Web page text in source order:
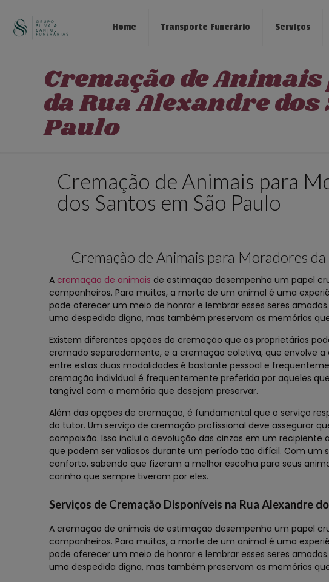
Home Transporte Funerário Serviços
Cremação de
da Rua Alexandre
Paulo
Cremação de Animais para
dos Santos em São Paulo
Cremação de Animais para Moradores
A cremação de animais de estimação desempenha um papel
companheiros. Para muitos, a morte de um animal é uma
pode oferecer um meio de honrar e lembrar esses seres
uma despedida digna, mas também preservam as memórias
Existem diferentes opções de cremação que os proprietários
cremado separadamente, e a cremação coletiva, que envolve
entre estas duas modalidades é bastante pessoal e
cremação individual é frequentemente preferida por aqueles
tangível com a memória que desejam preservar.
Além das opções de cremação, é fundamental que o serviço
do tutor. Um serviço de cremação profissional deve assegurar
compaixão. Isso inclui a devolução das cinzas em um
que podem ser valiosos durante um período tão difícil. Com
conforto, sabendo que fizeram a melhor escolha para seus
carinho que sempre tiveram por eles.
Serviços de Cremação Disponíveis na Rua Alexandre
A cremação de animais de estimação desempenha um papel
companheiros. Para muitos, a morte de um animal é uma
pode oferecer um meio de honrar e lembrar esses seres
uma despedida digna, mas também preservam as memórias